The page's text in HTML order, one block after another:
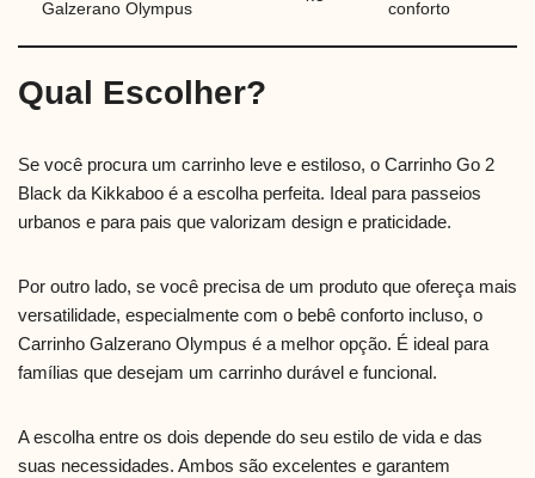
Galzerano Olympus conforto
Qual Escolher?
Se você procura um carrinho leve e estiloso, o Carrinho Go 2
Black da Kikkaboo é a escolha perfeita. Ideal para passeios
urbanos e para pais que valorizam design e praticidade.
Por outro lado, se você precisa de um produto que ofereça mais
versatilidade, especialmente com o bebê conforto incluso, o
Carrinho Galzerano Olympus é a melhor opção. É ideal para
famílias que desejam um carrinho durável e funcional.
A escolha entre os dois depende do seu estilo de vida e das
suas necessidades. Ambos são excelentes e garantem